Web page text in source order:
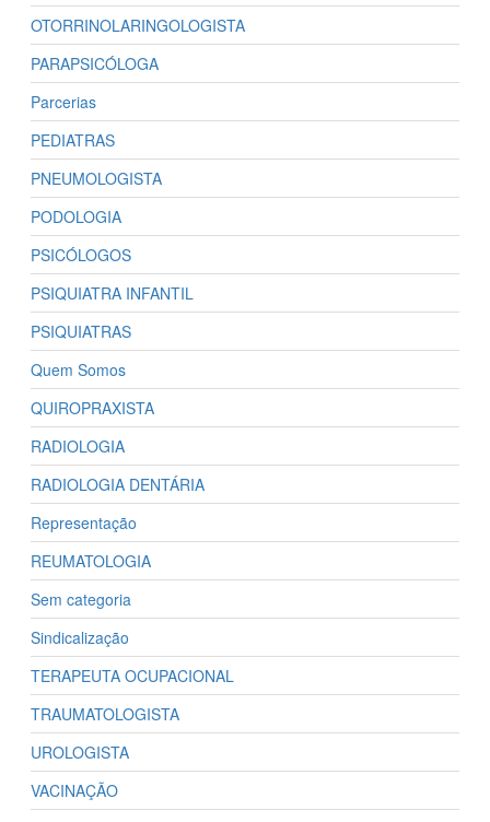
OTORRINOLARINGOLOGISTA
PARAPSICÓLOGA
Parcerias
PEDIATRAS
PNEUMOLOGISTA
PODOLOGIA
PSICÓLOGOS
PSIQUIATRA INFANTIL
PSIQUIATRAS
Quem Somos
QUIROPRAXISTA
RADIOLOGIA
RADIOLOGIA DENTÁRIA
Representação
REUMATOLOGIA
Sem categoria
Sindicalização
TERAPEUTA OCUPACIONAL
TRAUMATOLOGISTA
UROLOGISTA
VACINAÇÃO